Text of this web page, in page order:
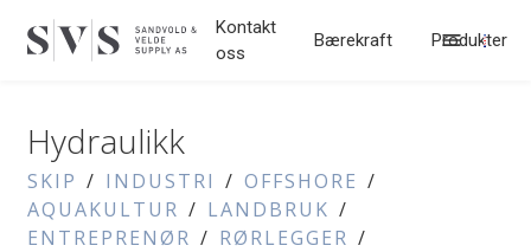
Kontakt
oss
Bærekraft Produkter
Hydraulikk
SKIP INDUSTRI
OFFSHORE
AQUAKULTUR
LANDBRUK
ENTREPRENØR
RØRLEGGER